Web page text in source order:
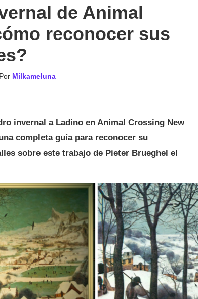
de Animal
reconocer sus
Por Milkameluna
invernal a Ladino en Animal Crossing New
completa guía para reconocer su
sobre este trabajo de Pieter Brueghel el